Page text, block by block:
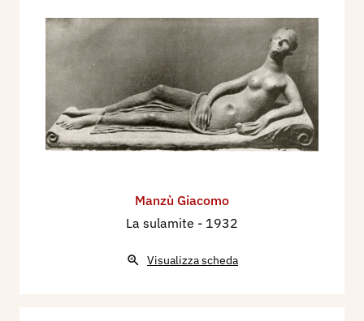
Manzù Giacomo
La sulamite - 1932
Visualizza scheda